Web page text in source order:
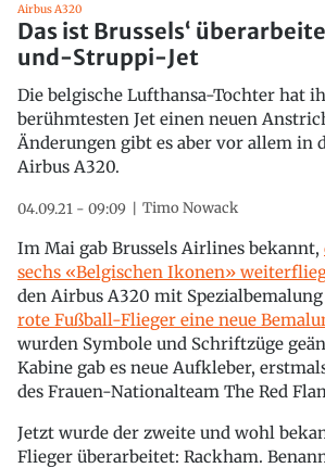
Airbus A320
Das ist Brussels‘
und-Struppi-Jet
Die belgische Lufthansa-Tochter hat
berühmtesten Jet einen neuen
Änderungen gibt es aber vor allem in
Airbus A320.
04.09.21 - 09:09 Timo Nowack
Im Mai gab Brussels Airlines bekannt,
sechs «Belgischen Ikonen»
den Airbus A320 mit
rote Fußball-Flieger eine neue
wurden Symbole und Schriftzüge
Kabine gab es neue Aufkleber,
des Frauen-Nationalteam The Red
Jetzt wurde der zweite und wohl
Flieger überarbeitet: Rackham.